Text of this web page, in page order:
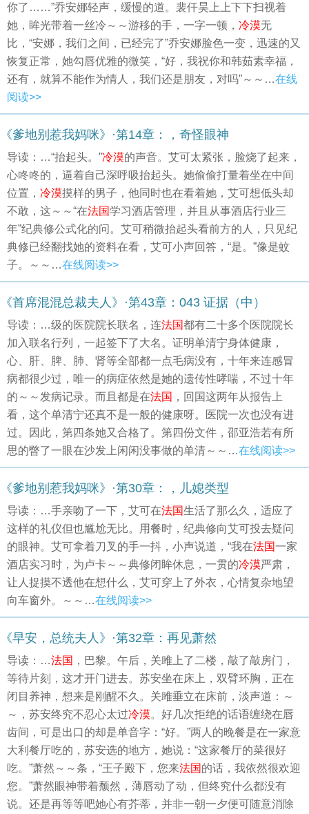
你了……”乔安娜轻声，缓慢的道。裴仟昊上上下下扫视着
她，眸光带着一丝冷～～游移的手，一字一顿， 冷漠无
比，“安娜，我们之间，已经完了”乔安娜脸色一变，迅速的又
恢复正常，她勾唇优雅的微笑，“好，我祝你和韩茹素幸福，
还有，就算不能作为情人，我们还是朋友，对吗”～～…在线
阅读>>
《爹地别惹我妈咪》·第14章：，奇怪眼神
导读：…“抬起头。”冷漠的声音。艾可太紧张，脸烧了起来，
心咚咚的，逼着自己深呼吸抬起头。她偷偷打量着坐在中间
位置， 冷漠摸样的男子，他同时也在看着她，艾可想低头却
不敢，这～～“在法国学习酒店管理，并且从事酒店行业三
年”纪典修公式化的问。艾可稍微抬起头看前方的人，只见纪
典修已经翻找她的资料在看，艾可小声回答，“是。”像是蚊
子。～～…在线阅读>>
《首席混混总裁夫人》·第43章：043 证据（中）
导读：…级的医院院长联名，连法国都有二十多个医院院长
加入联名行列，一起签下了大名。证明单清宁身体健康，
心、肝、脾、肺、肾等全部都一点毛病没有，十年来连感冒
病都很少过，唯一的病症依然是她的遗传性哮喘，不过十年
的～～发病记录。而且都是在法国 ，回国这两年从报告上
看，这个单清宁还真不是一般的健康呀。医院一次也没有进
过。因此，第四条她又合格了。第四份文件，邵亚浩若有所
思的瞥了一眼在沙发上闲闲没事做的单清～～…在线阅读>>
《爹地别惹我妈咪》·第30章：，儿媳类型
导读：…手亲吻了一下，艾可在法国生活了那么久，适应了
这样的礼仪但也尴尬无比。用餐时，纪典修向艾可投去疑问
的眼神。艾可拿着刀叉的手一抖，小声说道，“我在法国一家
酒店实习时，为卢卡～～典修闭眸休息，一贯的冷漠严肃，
让人捉摸不透他在想什么，艾可穿上了外衣，心情复杂地望
向车窗外。～～…在线阅读>>
《早安，总统夫人》·第32章：再见萧然
导读：…法国 ，巴黎。午后，关雎上了二楼，敲了敲房门，
等待片刻，这才开门进去。苏安坐在床上，双臂环胸，正在
闭目养神，想来是刚醒不久。关雎垂立在床前，淡声道：～
～，苏安终究不忍心太过冷漠。好几次拒绝的话语缠绕在唇
齿间，可是出口的却是单音字：“好。”两人的晚餐是在一家意
大利餐厅吃的，苏安选的地方，她说：“这家餐厅的菜很好
吃。”萧然～～条，“王子殿下，您来法国的话，我依然很欢迎
您。”萧然眼神带着颓然，薄唇动了动，但终究什么都没有
说。还是再等等吧她心有芥蒂，并非一朝一夕便可随意消除